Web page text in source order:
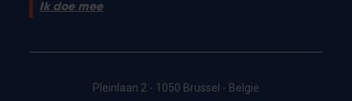
Ik doe mee
Pleinlaan 2 - 1050 Brussel - België